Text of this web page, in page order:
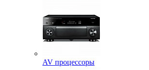
AV процессоры